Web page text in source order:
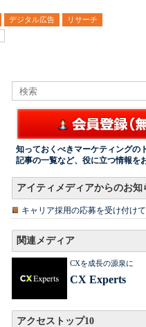
デジタル広告
リサーチ
知っておくべきマーケティングの
記事の一覧など、役に立つ情報を
アイティメディアからのお知
キャリア採用の応募を受け付け
関連メディア
CXを成長の源泉に
CX Experts
アクセストップ10